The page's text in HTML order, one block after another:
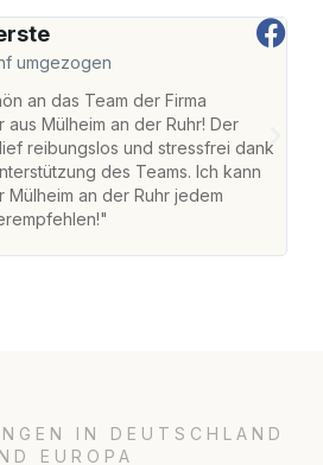
umgezogen
an das Team der Firma
Mülheim an der Ruhr! Der
reibungslos und stressfrei dank
des Teams. Ich kann
Mülheim an der Ruhr jedem
IN DEUTSCHLAND
EUROPA